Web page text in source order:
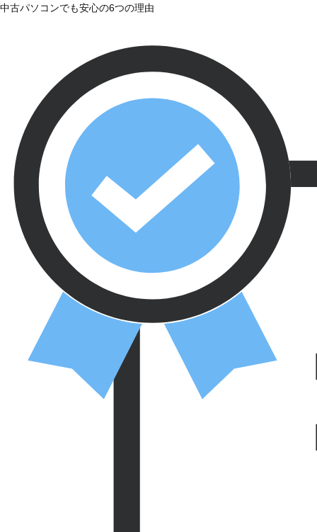
中古パソコンでも安心の6つの理由